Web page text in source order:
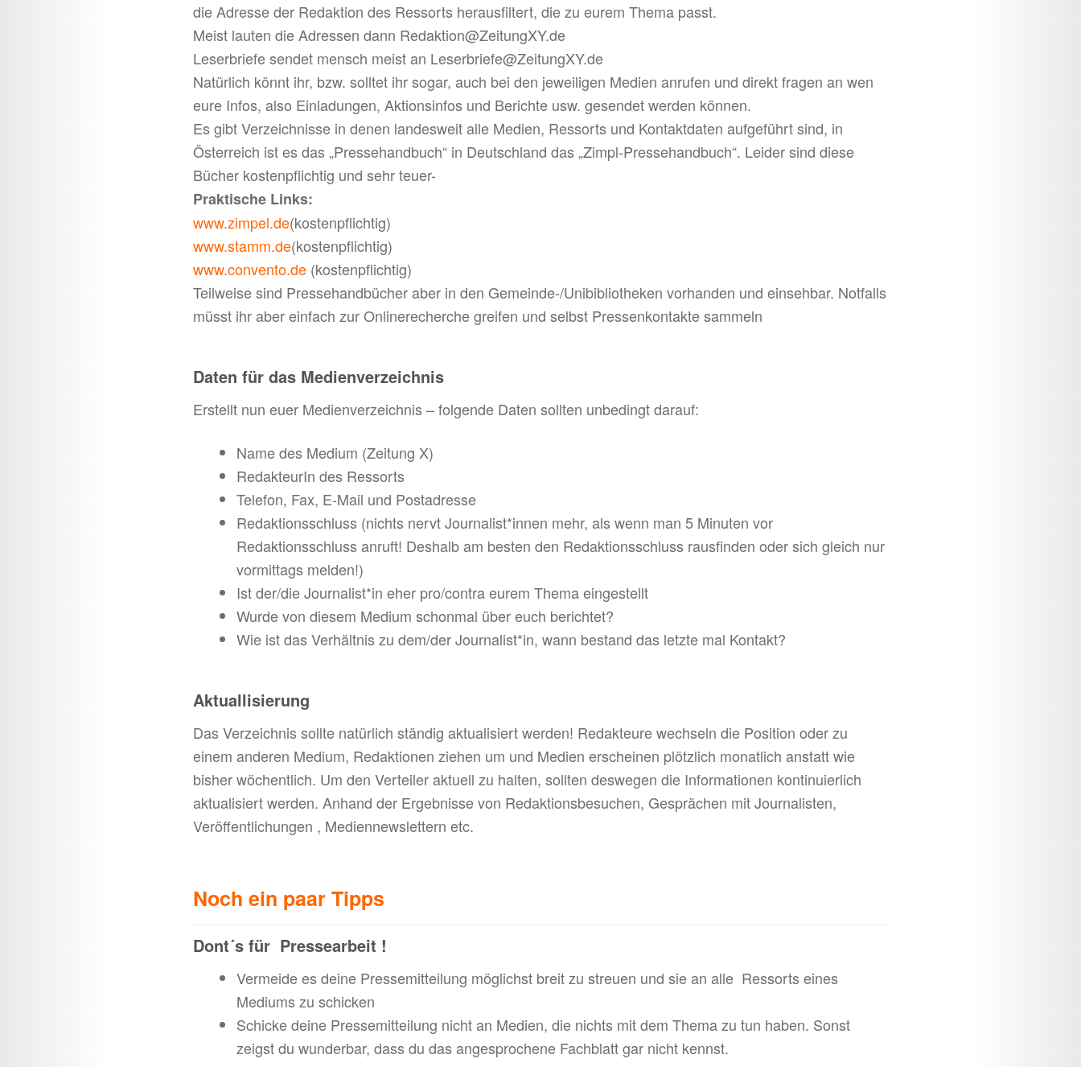
die Adresse der Redaktion des Ressorts herausfiltert, die zu eurem Thema passt.
Meist lauten die Adressen dann Redaktion@ZeitungXY.de
Leserbriefe sendet mensch meist an Leserbriefe@ZeitungXY.de
Natürlich könnt ihr, bzw. solltet ihr sogar, auch bei den jeweiligen Medien anrufen und direkt fragen an wen
eure Infos, also Einladungen, Aktionsinfos und Berichte usw. gesendet werden können.
Es gibt Verzeichnisse in denen landesweit alle Medien, Ressorts und Kontaktdaten aufgeführt sind, in
Österreich ist es das „Pressehandbuch“ in Deutschland das „Zimpl-Pressehandbuch“. Leider sind diese
Bücher kostenpflichtig und sehr teuer-
Praktische Links:
www.zimpel.de(kostenpflichtig)
www.stamm.de(kostenpflichtig)
www.convento.de (kostenpflichtig)
Teilweise sind Pressehandbücher aber in den Gemeinde-/Unibibliotheken vorhanden und einsehbar. Notfalls
müsst ihr aber einfach zur Onlinerecherche greifen und selbst Pressenkontakte sammeln
Daten für das Medienverzeichnis
Erstellt nun euer Medienverzeichnis – folgende Daten sollten unbedingt darauf:
Name des Medium (Zeitung X)
RedakteurIn des Ressorts
Telefon, Fax, E-Mail und Postadresse
Redaktionsschluss (nichts nervt Journalist*innen mehr, als wenn man 5 Minuten vor
Redaktionsschluss anruft! Deshalb am besten den Redaktionsschluss rausfinden oder sich gleich nur
vormittags melden!)
Ist der/die Journalist*in eher pro/contra eurem Thema eingestellt
Wurde von diesem Medium schonmal über euch berichtet?
Wie ist das Verhältnis zu dem/der Journalist*in, wann bestand das letzte mal Kontakt?
Aktuallisierung
Das Verzeichnis sollte natürlich ständig aktualisiert werden! Redakteure wechseln die Position oder zu
einem anderen Medium, Redaktionen ziehen um und Medien erscheinen plötzlich monatlich anstatt wie
bisher wöchentlich. Um den Verteiler aktuell zu halten, sollten deswegen die Informationen kontinuierlich
aktualisiert werden. Anhand der Ergebnisse von Redaktionsbesuchen, Gesprächen mit Journalisten,
Veröffentlichungen , Mediennewslettern etc.
Noch ein paar Tipps
Dont´s für Pressearbeit !
Vermeide es deine Pressemitteilung möglichst breit zu streuen und sie an alle Ressorts eines
Mediums zu schicken
Schicke deine Pressemitteilung nicht an Medien, die nichts mit dem Thema zu tun haben. Sonst
zeigst du wunderbar, dass du das angesprochene Fachblatt gar nicht kennst.